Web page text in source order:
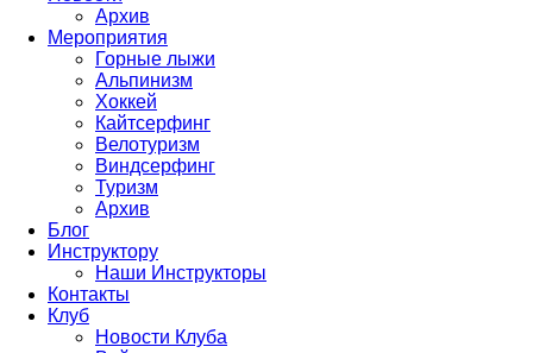
Архив
Мероприятия
Горные лыжи
Альпинизм
Хоккей
Кайтсерфинг
Велотуризм
Виндсерфинг
Туризм
Архив
Блог
Инструктору
Наши Инструкторы
Контакты
Клуб
Новости Клуба